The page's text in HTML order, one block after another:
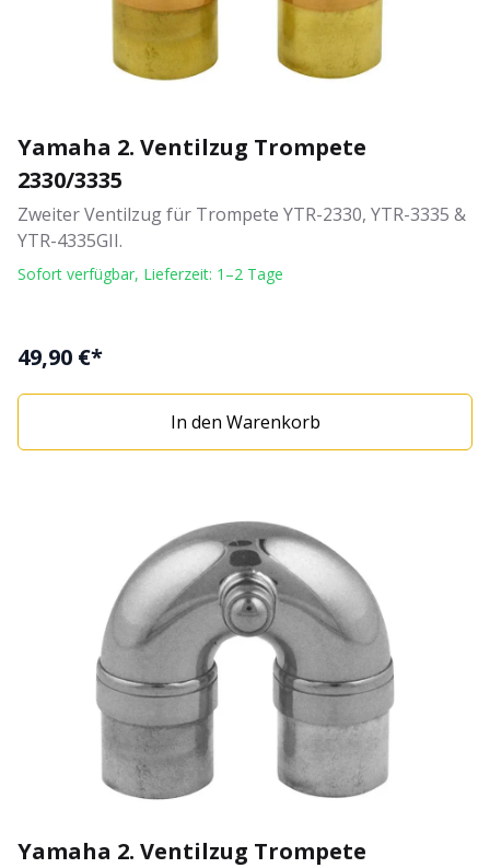
Yamaha 2. Ventilzug Trompete
2330/3335
Zweiter Ventilzug für Trompete YTR-2330, YTR-3335 &
YTR-4335GII.
Sofort verfügbar, Lieferzeit: 1–2 Tage
49,90 €*
In den Warenkorb
Yamaha 2. Ventilzug Trompete